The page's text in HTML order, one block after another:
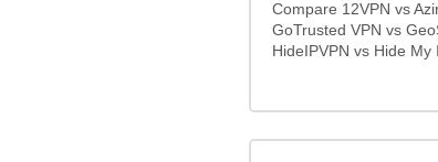
Compare 12VPN vs
GoTrusted VPN vs
HideIPVPN vs Hide My